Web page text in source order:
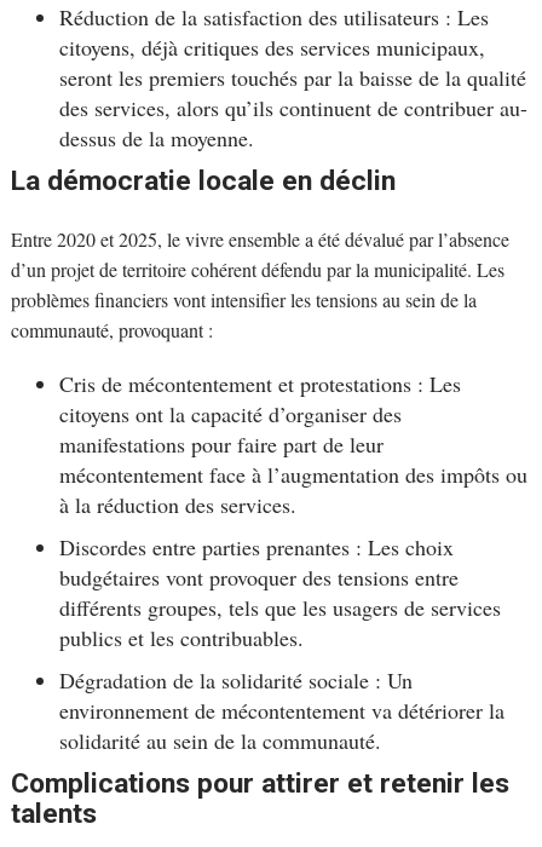
Réduction de la satisfaction des utilisateurs : Les
citoyens, déjà critiques des services municipaux,
seront les premiers touchés par la baisse de la qualité
des services, alors qu’ils continuent de contribuer au-
dessus de la moyenne.
La démocratie locale en déclin
Entre 2020 et 2025, le vivre ensemble a été dévalué par l’absence
d’un projet de territoire cohérent défendu par la municipalité. Les
problèmes financiers vont intensifier les tensions au sein de la
communauté, provoquant :
Cris de mécontentement et protestations : Les
citoyens ont la capacité d’organiser des
manifestations pour faire part de leur
mécontentement face à l’augmentation des impôts ou
à la réduction des services.
Discordes entre parties prenantes : Les choix
budgétaires vont provoquer des tensions entre
différents groupes, tels que les usagers de services
publics et les contribuables.
Dégradation de la solidarité sociale : Un
environnement de mécontentement va détériorer la
solidarité au sein de la communauté.
Complications pour attirer et retenir les
talents